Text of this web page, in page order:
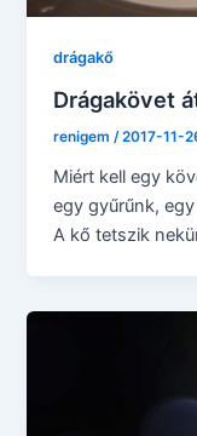
drágakő
Drágakövet
renigem/2017-11-
Miért kell egy
egy gyűrűnk,
A kő tetszik